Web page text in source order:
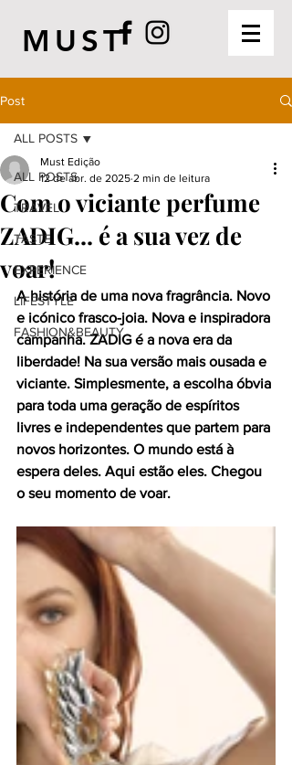
MUST
Post
ALL POSTS
TRAVEL
TASTE
EXPERIENCE
LIFESTYLE
FASHION&BEAUTY
ALL POSTS
Com o viciante perfume
ZADIG... é a sua vez de
voar!
Must Edição
12 de abr. de 2025 2 min de leitura
A história de uma nova fragrância. Novo
e icónico frasco-joia. Nova e inspiradora
campanha. ZADIG é a nova era da
liberdade! Na sua versão mais ousada e
viciante. Simplesmente, a escolha óbvia
para toda uma geração de espíritos
livres e independentes que partem para
novos horizontes. O mundo está à
espera deles. Aqui estão eles. Chegou
o seu momento de voar.